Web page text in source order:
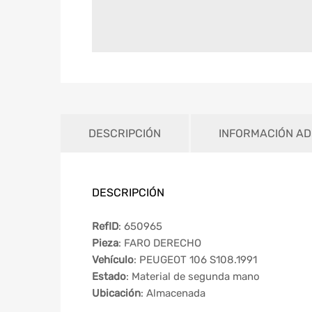
DESCRIPCIÓN INFORMACIÓN
DESCRIPCIÓN
RefID: 650965
Pieza: FARO DERECHO
Vehículo: PEUGEOT 106 S108.1991
Estado: Material de segunda mano
Ubicación: Almacenada